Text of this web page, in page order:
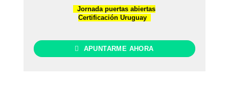
Jornada puertas abiertas
Certificación Uruguay
APUNTARME AHORA